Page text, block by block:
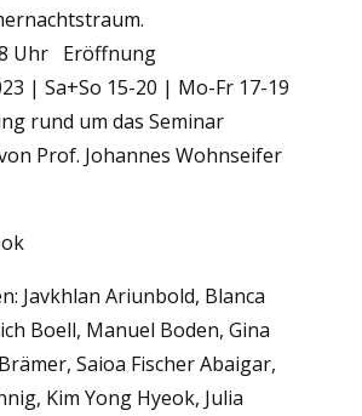
Uhr Eröffnung
| Sa+So 15-20 | Mo-Fr 17-19
rund um das Seminar
Prof. Johannes Wohnseifer
Javkhlan Ariunbold, Blanca
Boell, Manuel Boden, Gina
Saioa Fischer Abaigar,
Kim Yong Hyeok, Julia